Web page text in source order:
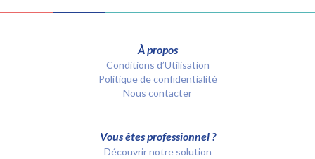
À propos
Conditions d’Utilisation
Politique de confidentialité
Nous contacter
Vous êtes professionnel ?
Découvrir notre solution